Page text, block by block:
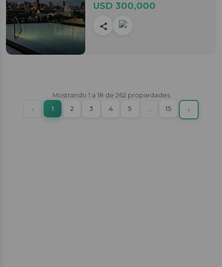
USD 300,000
Mostrando 1 a 18 de 262 propiedades
‹ Previous
1(current)
2 3 4 5 …More15 ›Next